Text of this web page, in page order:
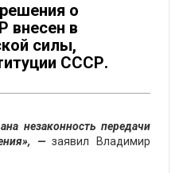
о
внесен в
силы,
СССР.
незаконность передачи
—заявил Владимир